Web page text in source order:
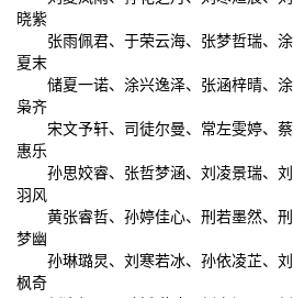
晓紫
张雨佩君、于荣云海、张梦哲瑞、涂
夏末
储夏一诺、涂兴逸泽、张涵梓晴、涂
枭齐
宋文予轩、司徒尔曼、常左雯婷、蔡
惠乐
孙思姣睿、张哲梦涵、刘凌景瑞、刘
羽风
黄张睿哲、孙婷佳心、刑若墨然、刑
梦幽
孙琳璐炅、刘寒若冰、孙依凌芷、刘
枫奇